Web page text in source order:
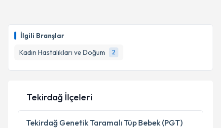
İlgili Branşlar
Kadın Hastalıkları ve Doğum
2
Tekirdağ İlçeleri
Tekirdağ Genetik Taramalı Tüp Bebek (PGT)